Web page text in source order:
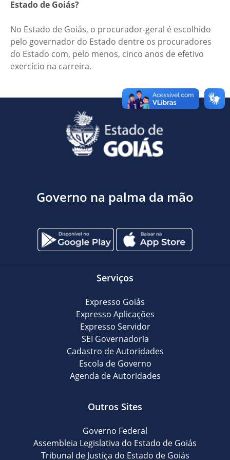
Estado de Goiás?
No Estado de Goiás, o procurador-geral é escolhido
pelo governador do Estado dentre os procuradores
do Estado com, pelo menos, cinco anos de efetivo
exercício na carreira.
Governo na palma da mão
Serviços
Expresso Goiás
Expresso Aplicações
Expresso Servidor
SEI Governadoria
Cadastro de Autoridades
Escola de Governo
Agenda de Autoridades
Outros Sites
Governo Federal
Assembleia Legislativa do Estado de Goiás
Tribunal de Justiça do Estado de Goiás